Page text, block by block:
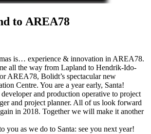
to AREA78
is… experience & innovation in AREA78.
all the way from Lapland to Hendrik-Ido-
AREA78, Bolidt’s spectacular new
Centre. You are a year early, Santa!
and production operative to project
and project planner. All of us look forward
in 2018. Together we will make it another
you as we do to Santa: see you next year!